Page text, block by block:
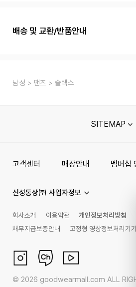
배송 및 교환/반품안내
남성 팬츠 슬랙스
SITEMAP
고객센터 매장안내 멤버십
신성통상㈜ 사업자정보
회사소개 이용약관
개인정보처리방침
채무지급보증안내
고정형 영상정보처리기
© 2026 goodwearmall.com ALL